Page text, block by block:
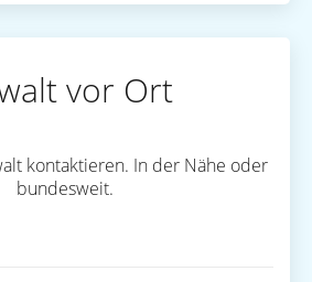
vor Ort
kontaktieren. In der Nähe oder
bundesweit.